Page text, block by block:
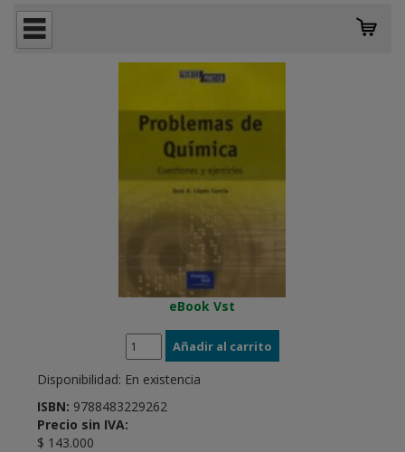
eBook Vst
Disponibilidad: En existencia
ISBN: 9788483229262
Precio sin IVA:
$ 143.000